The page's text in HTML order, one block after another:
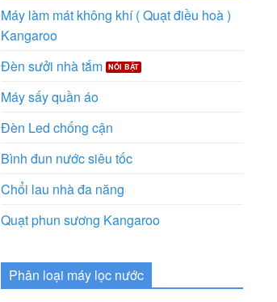
Máy làm mát không khí ( Quạt điều hoà )
Kangaroo
Đèn sưởi nhà tắm
Máy sấy quần áo
Đèn Led chống cận
Bình đun nước siêu tốc
Chổi lau nhà đa năng
Quạt phun sương Kangaroo
Phân loại máy lọc nước